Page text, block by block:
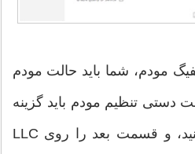
مودم، شما باید حالت مودم
دستی تنظیم مودم باید گزینه
ی Bridging را انتخاب کنید، و قسمت بعد را روی LLC